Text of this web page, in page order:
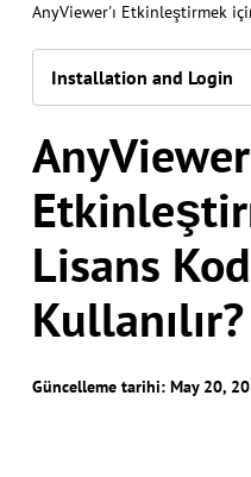
AnyViewer'ı Etkinleştirmek
Installation and Login
Lisans
Kullanılır?
Güncelleme tarihi: May 20,